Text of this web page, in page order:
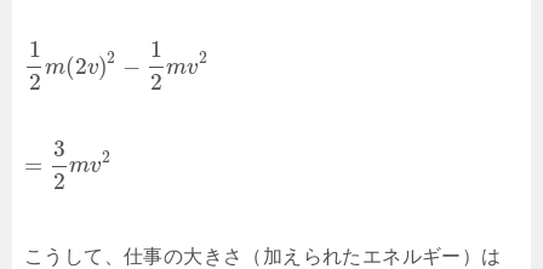
1
2
m(2v)2 −
1
2
mv2
=
3
2
mv2
こうして、仕事の大きさ（加えられたエネルギー）は